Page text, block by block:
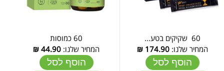
60 שקיקים בטע...
המחיר שלנו: 174.90
₪
הוסף לסל
60 כמוסות
המחיר שלנו: 44.90
₪
הוסף לסל